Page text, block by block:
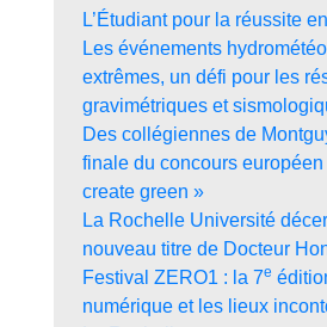
L’Étudiant pour la réussite
Les événements
extrêmes, un défi pour les
gravimétriques et
Des collégiennes de
finale du concours
create green »
La Rochelle Université
nouveau titre de Docteur
Festival ZERO1 : la 7e
numérique et les lieux